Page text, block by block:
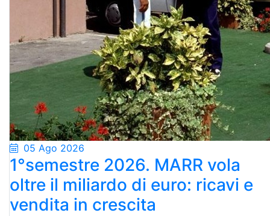
05 Ago 2026
1°semestre 2026. MARR vola
oltre il miliardo di euro: ricavi e
vendita in crescita